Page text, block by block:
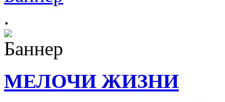
.
МЕЛОЧИ ЖИЗНИ